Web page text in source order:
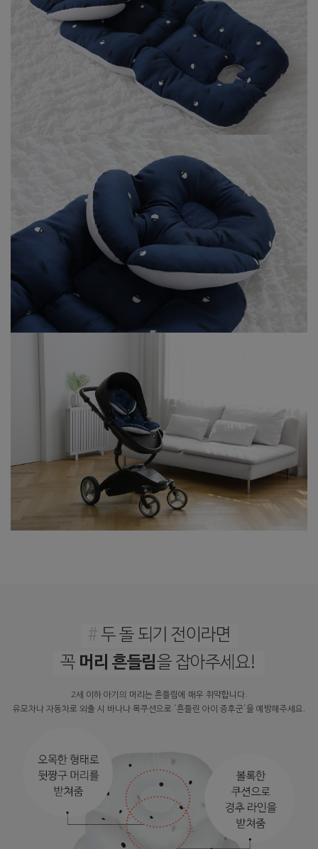
#두 돌 되기 전이라면
꼭 머리 흔들림을 잡아주세요!
2세 이하 아기의 머리는 흔들림에 매우 취약합니다.
유모차나 자동차로 외출 시 바나나 목쿠션으로 '흔들린 아이 증후군'을 예방해주세요.